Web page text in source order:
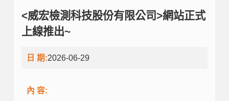
<威宏檢測科技股份有限公司>網站正式
上線推出~
日 期:2026-06-29
內 容: